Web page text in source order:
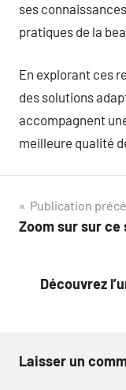
ses
pratiques de la
En explorant ces
des solutions
accompagnent
meilleure qualité
Navigation
de
Publication
Zoom sur sur ce
Découvrez
Laisser un